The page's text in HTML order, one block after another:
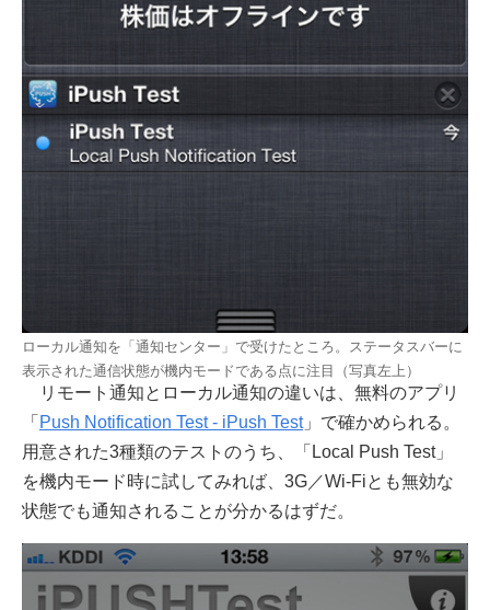
ローカル通知を「通知センター」で受けたところ。ステータスバーに
表示された通信状態が機内モードである点に注目（写真左上）
リモート通知とローカル通知の違いは、無料のアプリ
「 Push Notification Test - iPush Test」で確かめられる。
用意された3種類のテストのうち、「Local Push Test」
を機内モード時に試してみれば、3G／Wi-Fiとも無効な
状態でも通知されることが分かるはずだ。